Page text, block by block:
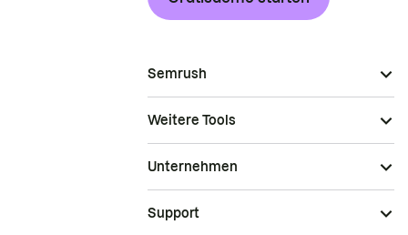
Semrush
Weitere Tools
Unternehmen
Support